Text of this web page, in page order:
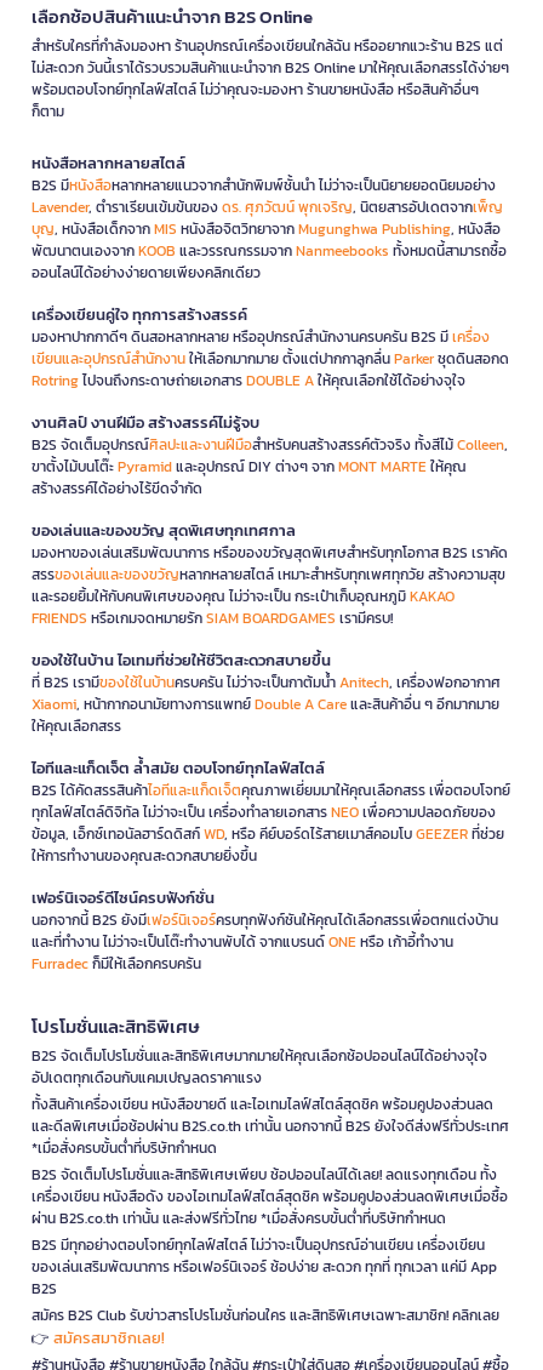
เลือกช้อปสินค้าแนะนำจาก B2S Online
สำหรับใครที่กำลังมองหา ร้านอุปกรณ์เครื่องเขียนใกล้ฉัน หรืออยากแวะร้าน B2S แต่
ไม่สะดวก วันนี้เราได้รวบรวมสินค้าแนะนำจาก B2S Online มาให้คุณเลือกสรรได้ง่ายๆ
พร้อมตอบโจทย์ทุกไลฟ์สไตล์ ไม่ว่าคุณจะมองหา ร้านขายหนังสือ หรือสินค้าอื่นๆ
ก็ตาม
หนังสือหลากหลายสไตล์
B2S มีหนังสือหลากหลายแนวจากสำนักพิมพ์ชั้นนำ ไม่ว่าจะเป็นนิยายยอดนิยมอย่าง
Lavender, ตำราเรียนเข้มข้นของดร. ศุภวัฒน์ พุกเจริญ, นิตยสารอัปเดตจากเพ็ญ
บุญ, หนังสือเด็กจากMIS หนังสือจิตวิทยาจากMugunghwa Publishing, หนังสือ
พัฒนาตนเองจากKOOB และวรรณกรรมจากNanmeebooks ทั้งหมดนี้สามารถซื้อ
ออนไลน์ได้อย่างง่ายดายเพียงคลิกเดียว
เครื่องเขียนคู่ใจ ทุกการสร้างสรรค์
มองหาปากกาดีๆ ดินสอหลากหลาย หรืออุปกรณ์สำนักงานครบครัน B2S มีเครื่อง
เขียนและอุปกรณ์สำนักงานให้เลือกมากมาย ตั้งแต่ปากกาลูกลื่นParkerชุดดินสอกด
Rotringไปจนถึงกระดาษถ่ายเอกสารDOUBLE Aให้คุณเลือกใช้ได้อย่างจุใจ
งานศิลป์ งานฝีมือ สร้างสรรค์ไม่รู้จบ
B2S จัดเต็มอุปกรณ์ศิลปะและงานฝีมือสำหรับคนสร้างสรรค์ตัวจริง ทั้งสีไม้Colleen,
ขาตั้งไม้บนโต๊ะPyramidและอุปกรณ์ DIY ต่างๆ จากMONT MARTEให้คุณ
สร้างสรรค์ได้อย่างไร้ขีดจำกัด
ของเล่นและของขวัญ สุดพิเศษทุกเทศกาล
มองหาของเล่นเสริมพัฒนาการ หรือของขวัญสุดพิเศษสำหรับทุกโอกาส B2S เราคัด
สรรของเล่นและของขวัญหลากหลายสไตล์ เหมาะสำหรับทุกเพศทุกวัย สร้างความสุข
และรอยยิ้มให้กับคนพิเศษของคุณ ไม่ว่าจะเป็น กระเป๋าเก็บอุณหภูมิKAKAO
FRIENDS หรือเกมจดหมายรักSIAM BOARDGAMES เรามีครบ!
ของใช้ในบ้าน ไอเทมที่ช่วยให้ชีวิตสะดวกสบายขึ้น
ที่ B2S เรามีของใช้ในบ้านครบครัน ไม่ว่าจะเป็นกาต้มน้ำAnitech, เครื่องฟอกอากาศ
Xiaomi, หน้ากากอนามัยทางการแพทย์Double A Careและสินค้าอื่น ๆ อีกมากมาย
ให้คุณเลือกสรร
ไอทีและแก็ดเจ็ต ล้ำสมัย ตอบโจทย์ทุกไลฟ์สไตล์
B2S ได้คัดสรรสินค้าไอทีและแก็ดเจ็ตคุณภาพเยี่ยมมาให้คุณเลือกสรร เพื่อตอบโจทย์
ทุกไลฟ์สไตล์ดิจิทัล ไม่ว่าจะเป็น เครื่องทำลายเอกสารNEOเพื่อความปลอดภัยของ
ข้อมูล, เอ็กซ์เทอนัลฮาร์ดดิสก์WD, หรือ คีย์บอร์ดไร้สายเมาส์คอมโบGEEZERที่ช่วย
ให้การทำงานของคุณสะดวกสบายยิ่งขึ้น
เฟอร์นิเจอร์ดีไซน์ครบฟังก์ชั่น
นอกจากนี้ B2S ยังมีเฟอร์นิเจอร์ครบทุกฟังก์ชันให้คุณได้เลือกสรรเพื่อตกแต่งบ้าน
และที่ทำงาน ไม่ว่าจะเป็นโต๊ะทำงานพับได้ จากแบรนด์ONEหรือ เก้าอี้ทำงาน
Furradecก็มีให้เลือกครบครัน
โปรโมชั่นและสิทธิพิเศษ
B2S จัดเต็มโปรโมชั่นและสิทธิพิเศษมากมายให้คุณเลือกช้อปออนไลน์ได้อย่างจุใจ
อัปเดตทุกเดือนกับแคมเปญลดราคาแรง
ทั้งสินค้าเครื่องเขียน หนังสือขายดี และไอเทมไลฟ์สไตล์สุดชิค พร้อมคูปองส่วนลด
และดีลพิเศษเมื่อช้อปผ่าน B2S.co.th เท่านั้น นอกจากนี้ B2S ยังใจดีส่งฟรีทั่วประเทศ
*เมื่อสั่งครบขั้นต่ำที่บริษัทกำหนด
B2S จัดเต็มโปรโมชั่นและสิทธิพิเศษเพียบ ช้อปออนไลน์ได้เลย! ลดแรงทุกเดือน ทั้ง
เครื่องเขียน หนังสือดัง ของไอเทมไลฟ์สไตล์สุดชิค พร้อมคูปองส่วนลดพิเศษเมื่อซื้อ
ผ่าน B2S.co.th เท่านั้น และส่งฟรีทั่วไทย *เมื่อสั่งครบขั้นต่ำที่บริษัทกำหนด
B2S มีทุกอย่างตอบโจทย์ทุกไลฟ์สไตล์ ไม่ว่าจะเป็นอุปกรณ์อ่านเขียน เครื่องเขียน
ของเล่นเสริมพัฒนาการ หรือเฟอร์นิเจอร์ ช้อปง่าย สะดวก ทุกที่ ทุกเวลา แค่มี App
B2S
สมัคร B2S Club รับข่าวสารโปรโมชั่นก่อนใคร และสิทธิพิเศษเฉพาะสมาชิก! คลิกเลย
👉 สมัครสมาชิกเลย!
#ร้านหนังสือ #ร้านขายหนังสือ ใกล้ฉัน #กระเป๋าใส่ดินสอ #เครื่องเขียนออนไลน์ #ซื้อ